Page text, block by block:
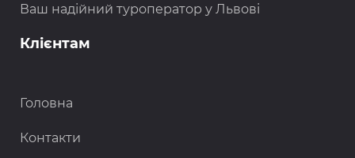
Ваш надійний туроператор у Львові
Клієнтам
Головна
Контакти